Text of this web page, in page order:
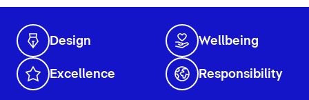
Design Wellbeing
Excellence Responsibility